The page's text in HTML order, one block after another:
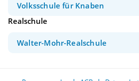
Volksschule für Knaben
Realschule
Walter-Mohr-Realschule